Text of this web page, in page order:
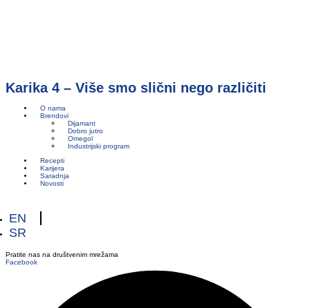
Karika 4 – Više smo slični nego različiti
O nama
Brendovi
Dijamant
Dobro jutro
Omegol
Industrijski program
Recepti
Karijera
Saradnja
Novosti
EN
SR
Pratite nas na društvenim mrežama
Facebook